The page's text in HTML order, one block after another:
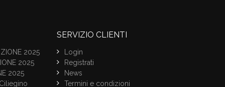
2025
2025
2025
SERVIZIO CLIENTI
Login
Registrati
News
Termini e condizioni